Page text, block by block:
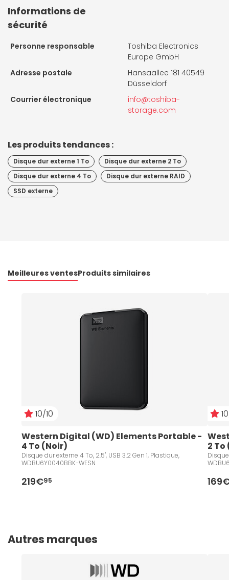
Informations de
sécurité
Personne responsable
Toshiba Electronics
Europe GmbH
Adresse postale
Hansaallee 181 40549
Düsseldorf
Courrier électronique
info@toshiba-
storage.com
Les produits tendances :
Disque dur externe 1 To
Disque dur externe 2 To
Disque dur externe 4 To
Disque dur externe RAID
SSD externe
Meilleures ventesProduits similaires
10/10
Western Digital (WD) Elements Portable -
4 To (Noir)
Disque dur externe 4 To, 2.5", USB 3.2 Gen 1, Plastique,
WDBU6Y0040BBK-WESN
219€95
2
Autres marques